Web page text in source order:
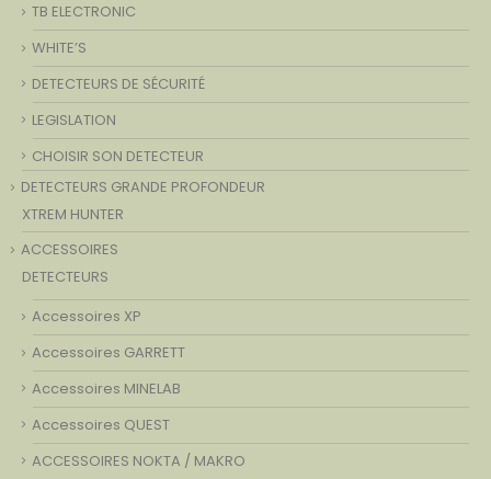
TB ELECTRONIC
WHITE’S
DETECTEURS DE SÉCURITÉ
LEGISLATION
CHOISIR SON DETECTEUR
DETECTEURS GRANDE PROFONDEUR
XTREM HUNTER
ACCESSOIRES
DETECTEURS
Accessoires XP
Accessoires GARRETT
Accessoires MINELAB
Accessoires QUEST
ACCESSOIRES NOKTA / MAKRO